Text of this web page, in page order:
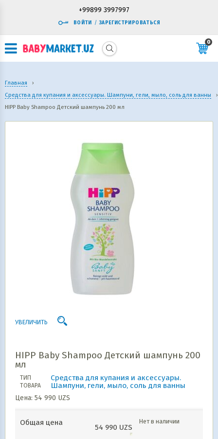
+99899 3997997
ВОЙТИ / ЗАРЕГИСТРИРОВАТЬСЯ
0
Главная
›
Средства для купания и аксессуары. Шампуни, гели, мыло, соль для ванны
›
HIPP Baby Shampoo Детский шампунь 200 мл
УВЕЛИЧИТЬ
HIPP Baby Shampoo Детский шампунь 200
мл
ТИП
ТОВАРА
Средства для купания и аксессуары.
Шампуни, гели, мыло, соль для ванны
Цена: 54 990 UZS
Общая цена
54 990 UZS
Нет в наличии